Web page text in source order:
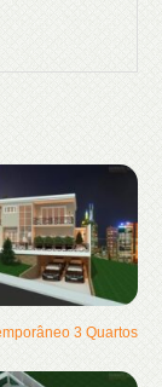
3 Quartos